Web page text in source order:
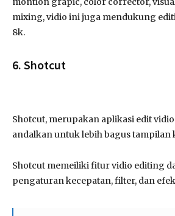
mixing, vidio ini juga mendukung
8k.
6. Shotcut
Shotcut, merupakan aplikasi edit
andalkan untuk lebih bagus tampilan
Shotcut memeiliki fitur vidio editing
pengaturan kecepatan, filter, dan